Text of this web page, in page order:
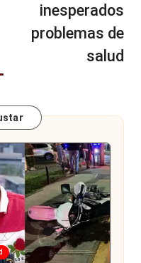
inesperados
problemas de
salud